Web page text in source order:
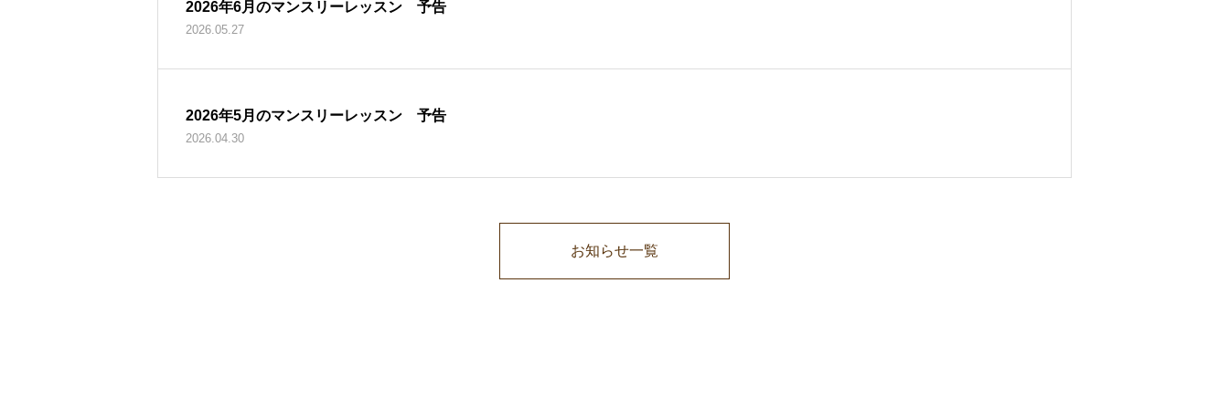
2026年6月のマンスリーレッスン 予告
2026.05.27
2026年5月のマンスリーレッスン 予告
2026.04.30
お知らせ一覧